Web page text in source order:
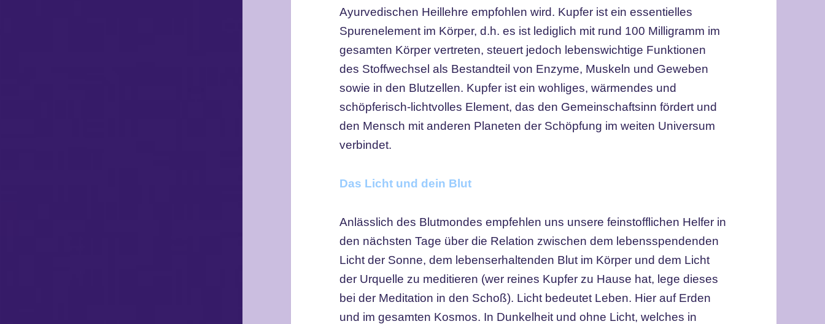
Ayurvedischen Heillehre empfohlen wird. Kupfer ist ein essentielles
Spurenelement im Körper, d.h. es ist lediglich mit rund 100 Milligramm im
gesamten Körper vertreten, steuert jedoch lebenswichtige Funktionen
des Stoffwechsel als Bestandteil von Enzyme, Muskeln und Geweben
sowie in den Blutzellen. Kupfer ist ein wohliges, wärmendes und
schöpferisch-lichtvolles Element, das den Gemeinschaftsinn fördert und
den Mensch mit anderen Planeten der Schöpfung im weiten Universum
verbindet.
Das Licht und dein Blut
Anlässlich des Blutmondes empfehlen uns unsere feinstofflichen Helfer in
den nächsten Tage über die Relation zwischen dem lebensspendenden
Licht der Sonne, dem lebenserhaltenden Blut im Körper und dem Licht
der Urquelle zu meditieren (wer reines Kupfer zu Hause hat, lege dieses
bei der Meditation in den Schoß). Licht bedeutet Leben. Hier auf Erden
und im gesamten Kosmos. In Dunkelheit und ohne Licht, welches in